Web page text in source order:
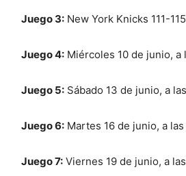
Juego 3: New York Knicks 111-
Juego 4: Miércoles 10 de junio, a
Juego 5: Sábado 13 de junio, a
Juego 6: Martes 16 de junio, a
Juego 7: Viernes 19 de junio, a